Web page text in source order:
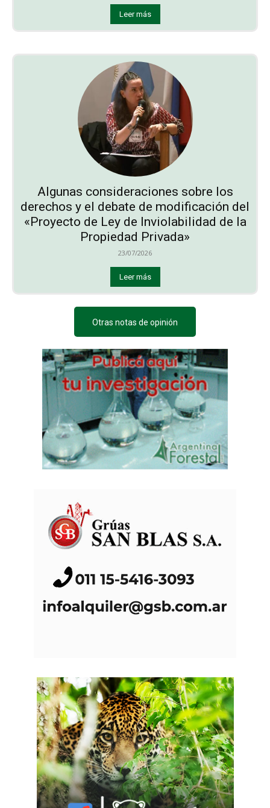
Leer más
Algunas consideraciones sobre los
derechos y el debate de modificación del
«Proyecto de Ley de Inviolabilidad de la
Propiedad Privada»
23/07/2026
Leer más
Otras notas de opinión